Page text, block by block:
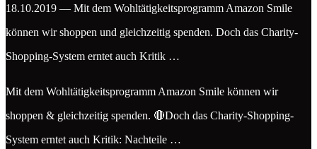
18.10.2019 — Mit dem Wohltätigkeitsprogramm Amazon Smile
können wir shoppen und gleichzeitig spenden. Doch das Charity-
Shopping-System erntet auch Kritik …
Mit dem Wohltätigkeitsprogramm Amazon Smile können wir
shoppen & gleichzeitig spenden. 🔴Doch das Charity-Shopping-
System erntet auch Kritik: Nachteile …